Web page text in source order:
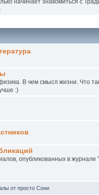
начинает знакомиться с
В чем смысл жизни. Что
:)
опубликованных в журнале
от просто Сони